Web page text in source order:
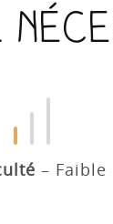
Faible